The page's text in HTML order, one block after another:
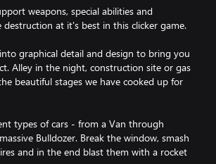
weapons, special abilities and
destruction at it's best in this clicker game.
graphical detail and design to bring you
Alley in the night, construction site or gas
beautiful stages we have cooked up for
types of cars - from a Van through
Bulldozer. Break the window, smash
and in the end blast them with a rocket